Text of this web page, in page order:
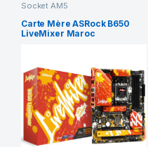
Socket AM5
Carte Mère ASRock B650
LiveMixer Maroc